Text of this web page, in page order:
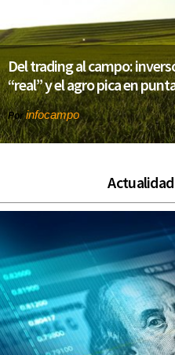
Del trading al campo:
“real” y el agro pica en
Porinfocampo